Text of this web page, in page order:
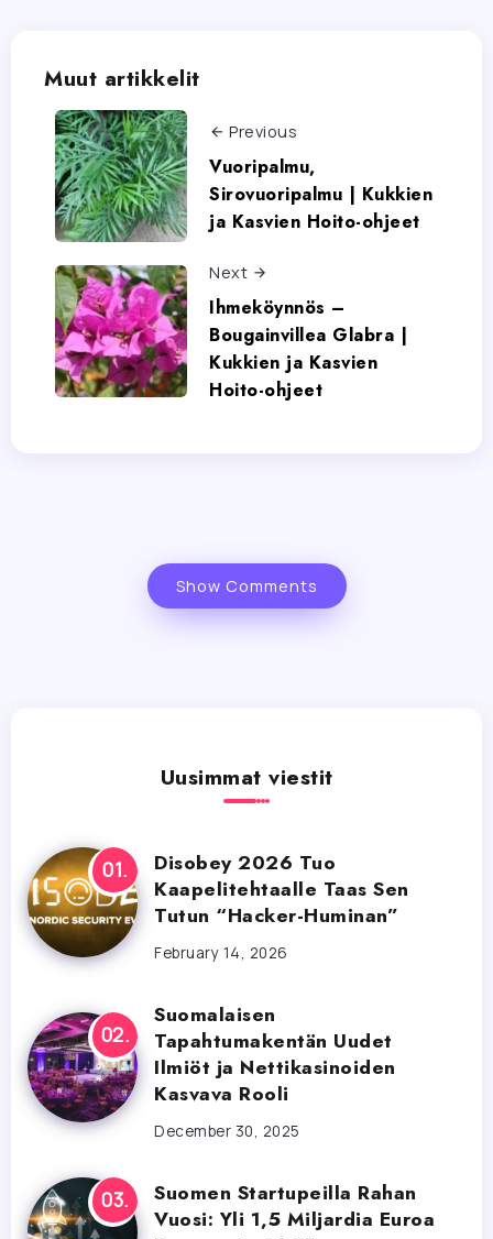
Muut artikkelit
Previous
Vuoripalmu,
Sirovuoripalmu | Kukkien
ja Kasvien Hoito-ohjeet
Next
Ihmeköynnös –
Bougainvillea Glabra |
Kukkien ja Kasvien
Hoito-ohjeet
Show Comments
Uusimmat viestit
Disobey 2026 Tuo
Kaapelitehtaalle Taas Sen
Tutun “Hacker-Huminan”
February 14, 2026
Suomalaisen
Tapahtumakentän Uudet
Ilmiöt ja Nettikasinoiden
Kasvava Rooli
December 30, 2025
Suomen Startupeilla Rahan
Vuosi: Yli 1,5 Miljardia Euroa